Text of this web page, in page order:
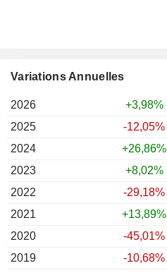
Variations Annuelles
2026
+3,98%
2025
-12,05%
2024
+26,86%
2023
+8,02%
2022
-29,18%
2021
+13,89%
2020
-45,01%
2019
-10,68%